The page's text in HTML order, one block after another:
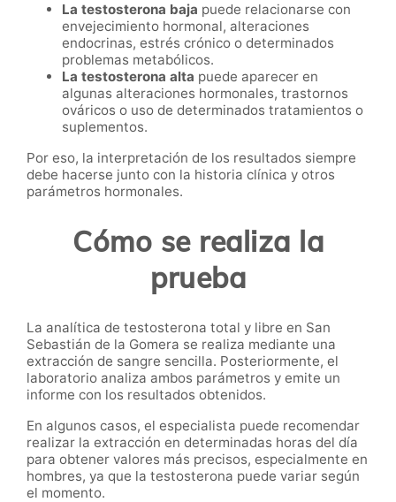
La testosterona baja puede relacionarse con
envejecimiento hormonal, alteraciones
endocrinas, estrés crónico o determinados
problemas metabólicos.
La testosterona alta puede aparecer en
algunas alteraciones hormonales, trastornos
ováricos o uso de determinados tratamientos o
suplementos.
Por eso, la interpretación de los resultados siempre
debe hacerse junto con la historia clínica y otros
parámetros hormonales.
Cómo se realiza la
prueba
La analítica de testosterona total y libre en San
Sebastián de la Gomera se realiza mediante una
extracción de sangre sencilla. Posteriormente, el
laboratorio analiza ambos parámetros y emite un
informe con los resultados obtenidos.
En algunos casos, el especialista puede recomendar
realizar la extracción en determinadas horas del día
para obtener valores más precisos, especialmente en
hombres, ya que la testosterona puede variar según
el momento.